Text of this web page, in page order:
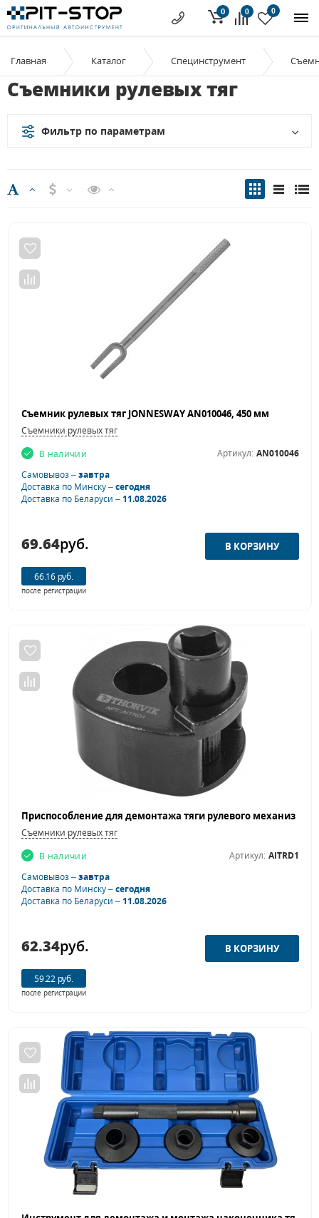
0 0
0
Главная Каталог Специнструмент
Съемники рулевых тяг
Фильтр по параметрам
Съемник рулевых тяг JONNESWAY AN010046, 450 мм
Съемники рулевых тяг
В наличии
Артикул: AN010046
Самовывоз –завтра
Доставка по Минску –сегодня
Доставка по Беларуси –11.08.2026
69.64руб.
66.16 руб.
после регистрации
Съемники рулевых тяг
В наличии
Артикул: AITRD1
Самовывоз –завтра
Доставка по Минску –сегодня
Доставка по Беларуси –11.08.2026
62.34руб.
59.22 руб.
после регистрации